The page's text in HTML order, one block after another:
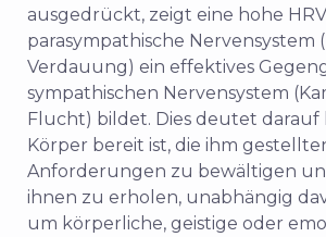
ausgedrückt, zeigt eine hohe HRV
parasympathische Nervensystem
Verdauung) ein effektives
sympathischen Nervensystem
Flucht) bildet. Dies deutet darauf
Körper bereit ist, die ihm
Anforderungen zu bewältigen
ihnen zu erholen, unabhängig
um körperliche, geistige oder